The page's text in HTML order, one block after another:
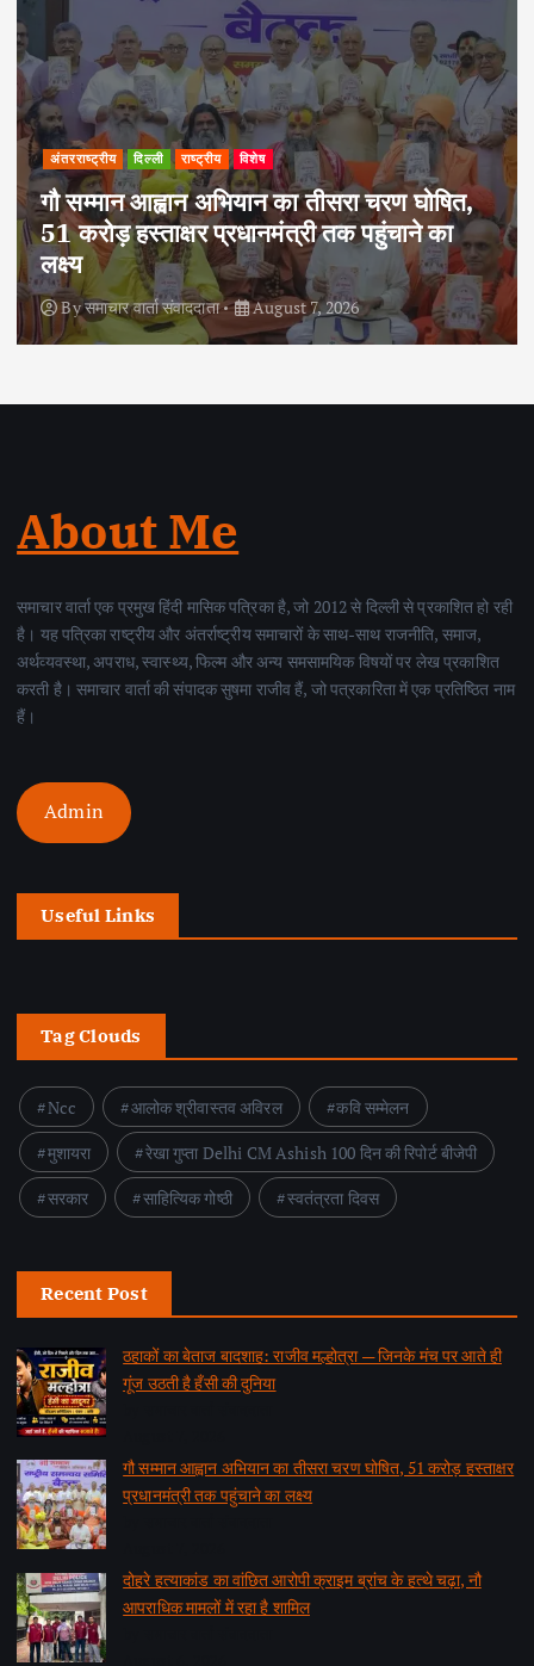
अपराध दिल्ली राष्ट्रीय
दोहरे हत्याकांड का वांछित आरोपी क्राइम ब्रांच के
हत्थे चढ़ा, नौ आपराधिक मामलों में रहा है शामिल
Byसमाचार वार्ता संवाददाता August 6, 2026
About Me
समाचार वार्ता एक प्रमुख हिंदी मासिक पत्रिका है, जो 2012 से दिल्ली से प्रकाशित हो रही
है। यह पत्रिका राष्ट्रीय और अंतर्राष्ट्रीय समाचारों के साथ-साथ राजनीति, समाज,
अर्थव्यवस्था, अपराध, स्वास्थ्य, फिल्म और अन्य समसामयिक विषयों पर लेख प्रकाशित
करती है। समाचार वार्ता की संपादक सुषमा राजीव हैं, जो पत्रकारिता में एक प्रतिष्ठित नाम
हैं।
Admin
Useful Links
Tag Clouds
Ncc आलोक श्रीवास्तव अविरल
कवि सम्मेलन
मुशायरा
रेखा गुप्ता Delhi CM Ashish 100 दिन की रिपोर्ट बीजेपी
सरकार
साहित्यिक गोष्ठी स्वतंत्रता दिवस
Recent Post
ठहाकों का बेताज बादशाह: राजीव मल्होत्रा — जिनके मंच पर आते ही
गूंज उठती है हँसी की दुनिया
गौ सम्मान आह्वान अभियान का तीसरा चरण घोषित, 51 करोड़ हस्ताक्षर
प्रधानमंत्री तक पहुंचाने का लक्ष्य
दोहरे हत्याकांड का वांछित आरोपी क्राइम ब्रांच के हत्थे चढ़ा, नौ
आपराधिक मामलों में रहा है शामिल